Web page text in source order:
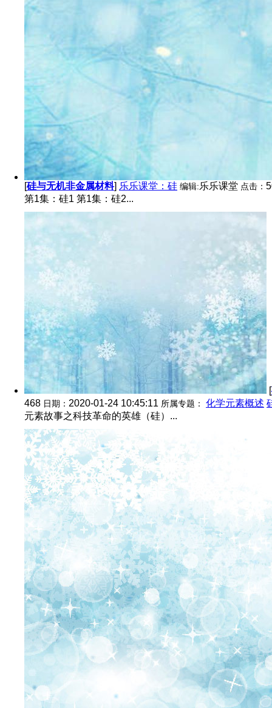
[硅与无机非金属材料] 乐乐课堂：硅 编辑: 乐乐课堂 点击：
第1集：硅1 第1集：硅2...
[
468 日期： 2020-01-24 10:45:11 所属专题： 化学元素概述
元素故事之科技革命的英雄（硅）...